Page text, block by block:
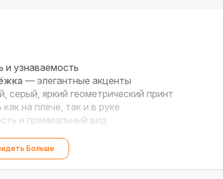
и узнаваемость
— элегантные акценты
яркий геометрический принт
на плече, так и в руке
и премиальный вид
и вечернего образа!
Больше